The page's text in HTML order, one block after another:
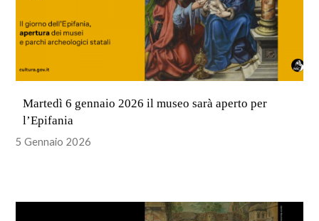
Martedì 6 gennaio 2026 il museo sarà aperto per
l’Epifania
5 Gennaio 2026